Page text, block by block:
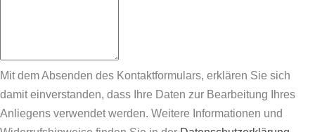
Mit dem Absenden des Kontaktformulars, erklären Sie sich
damit einverstanden, dass Ihre Daten zur Bearbeitung Ihres
Anliegens verwendet werden. Weitere Informationen und